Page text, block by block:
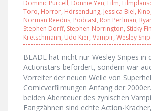
Dominic Purcell, Donnie Yen, Film,
Toro, Horror, Hörsendung, Jessica Biel, Kino
Norman Reedus, Podcast, Ron Perlman,
Stephen Dorff, Stephen Norrington, Sticky
Kretschmann, Udo Kier, Vampir, Wesley
BLADE hat nicht nur Wesley Snipes in
Actionstars befördert, sondern war
Vorreiter der neuen Welle von
Comicverfilmungen Anfang der
beiden Abenteuer des zynischen
Fangzähnen sind echte Action-